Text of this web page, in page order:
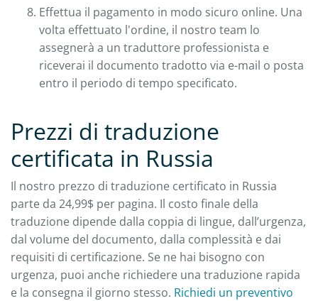
Effettua il pagamento in modo sicuro online. Una
volta effettuato l'ordine, il nostro team lo
assegnerà a un traduttore professionista e
riceverai il documento tradotto via e-mail o posta
entro il periodo di tempo specificato.
Prezzi di traduzione
certificata in Russia
Il nostro prezzo di traduzione certificato in Russia
parte da 24,99$ per pagina. Il costo finale della
traduzione dipende dalla coppia di lingue, dall’urgenza,
dal volume del documento, dalla complessità e dai
requisiti di certificazione. Se ne hai bisogno con
urgenza, puoi anche richiedere una traduzione rapida
e la consegna il giorno stesso. Richiedi un preventivo